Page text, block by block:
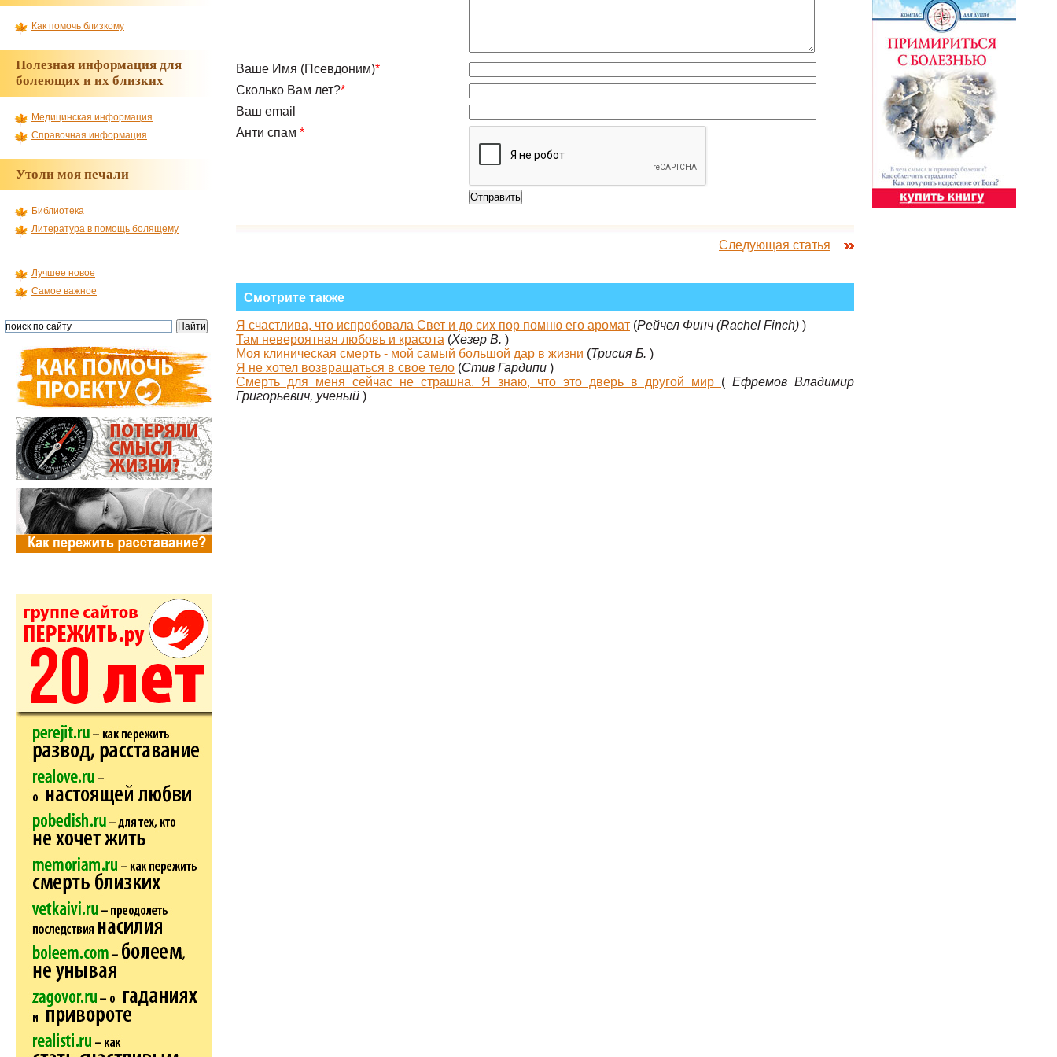
Ваше Имя (Псевдоним)*
Сколько Вам лет?*
Ваш email
Анти спам *
Следующая статья
Смотрите также
Я счастлива, что испробовала Свет и до сих пор помню его аромат (Рейчел Финч (Rachel Finch) )
Там невероятная любовь и красота (Хезер В. )
Моя клиническая смерть - мой самый большой дар в жизни (Трисия Б. )
Я не хотел возвращаться в свое тело (Стив Гардипи )
Смерть для меня сейчас не страшна. Я знаю, что это дверь в другой мир ( Ефремов Владимир
Григорьевич, ученый )
Как помочь близкому
Полезная информация для
болеющих и их близких
Медицинская информация
Справочная информация
Утоли моя печали
Библиотека
Литература в помощь болящему
Лучшее новое
Самое важное